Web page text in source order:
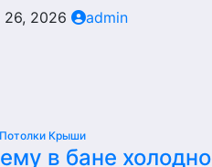
2026 admin
Крыши
в бане холодно